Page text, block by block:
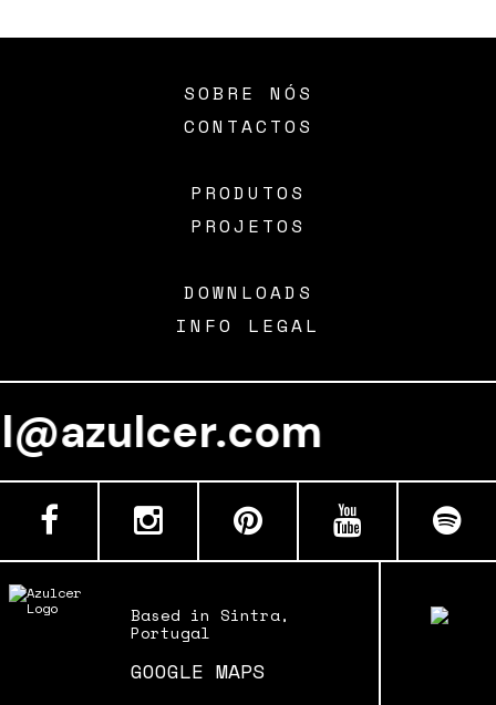
SOBRE NÓS
CONTACTOS
PRODUTOS
PROJETOS
DOWNLOADS
INFO LEGAL
Based in Sintra,
Portugal
GOOGLE MAPS